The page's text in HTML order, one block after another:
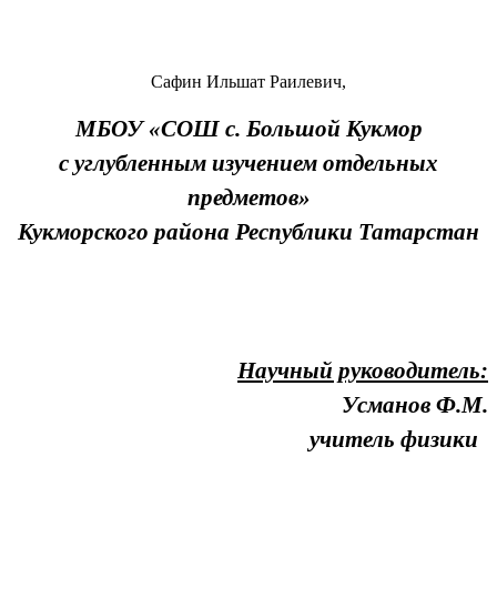
Сафин Ильшат Раилевич,
МБОУ «СОШ с. Большой Кукмор
с углубленным изучением отдельных
предметов»
Кукморского района Республики Татарстан
Научный руководитель:
Усманов Ф.М.
учитель физики